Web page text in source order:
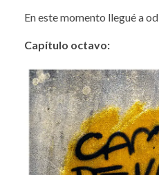
En este momento llegué a
Capítulo octavo: